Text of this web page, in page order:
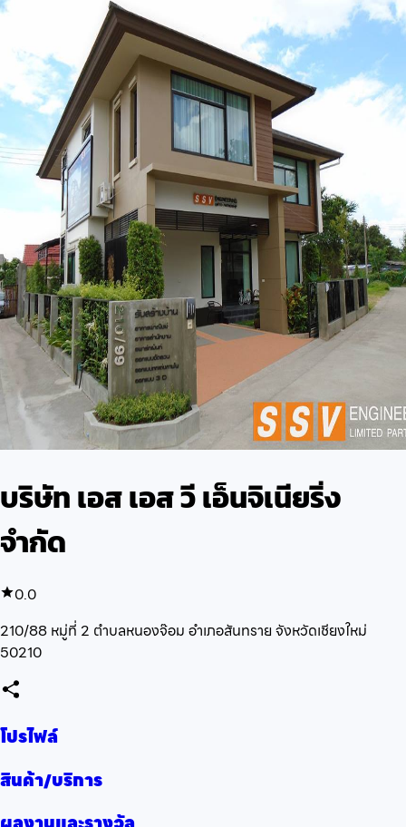
บริษัท เอส เอส วี เอ็นจิเนียริ่ง
จำกัด
0.0
210/88 หมู่ที่ 2 ตำบลหนองจ๊อม อำเภอสันทราย จังหวัดเชียงใหม่
50210
โปรไฟล์
สินค้า/บริการ